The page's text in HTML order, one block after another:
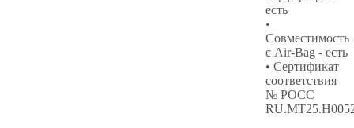
есть
•
Совместимость
с Air-Bag - есть
• Сертификат
соответствия
№ РОСС